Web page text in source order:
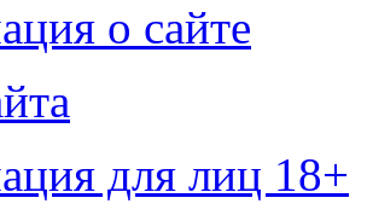
о сайте
для лиц 18+